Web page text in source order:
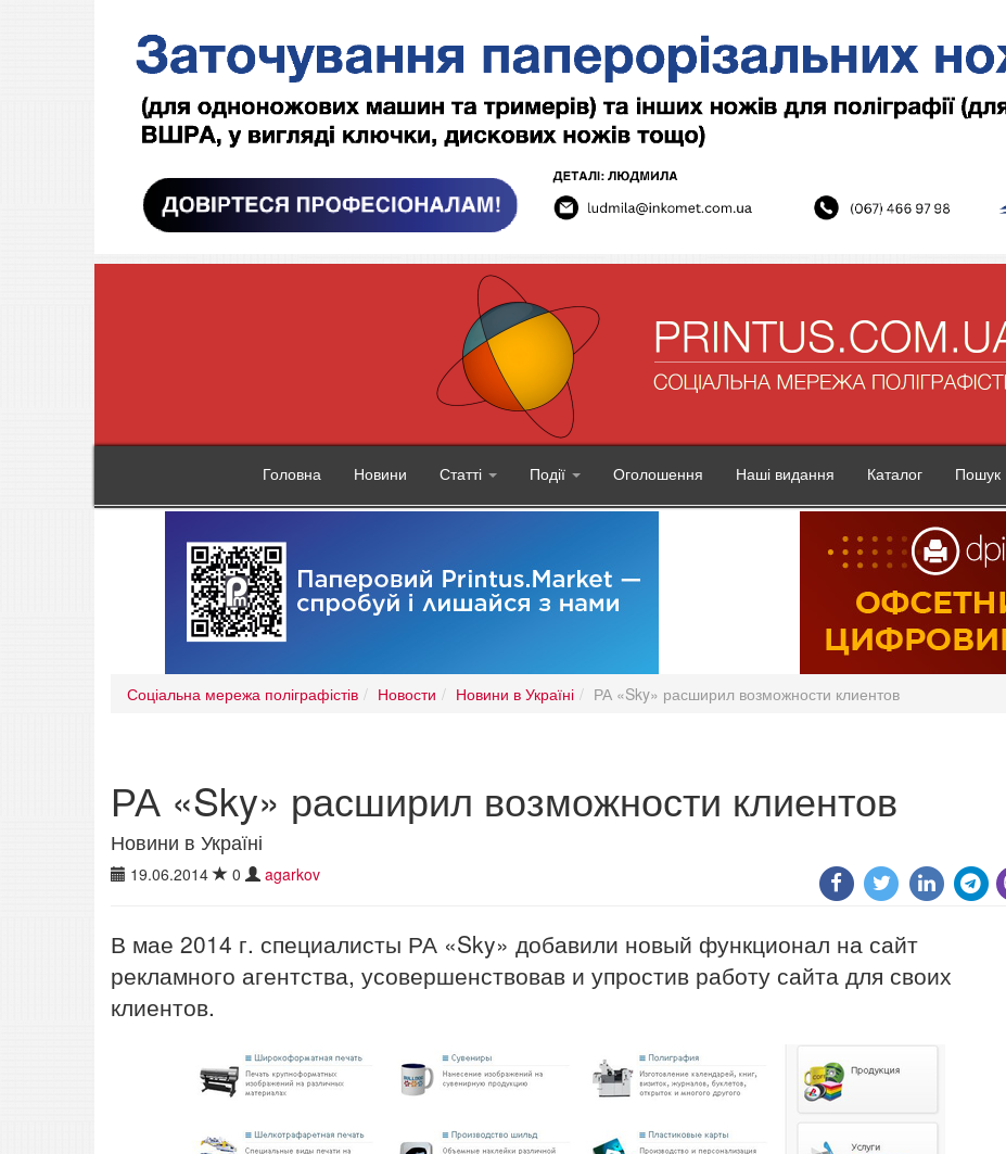
Головна Новини Статті Події Оголошення Наші видання Каталог Пошук
Соціальна мережа поліграфістів Новости Новини в Україні РА «Sky» расширил возможности клиентов
РА «Sky» расширил возможности клиентов
Новини в Україні
19.06.2014 0 agarkov
В мае 2014 г. специалисты РА «Sky» добавили новый функционал на сайт
рекламного агентства, усовершенствовав и упростив работу сайта для своих
клиентов.